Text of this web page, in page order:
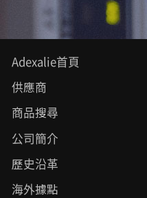
Adexalie首頁
供應商
商品搜尋
公司簡介
歷史沿革
海外據點